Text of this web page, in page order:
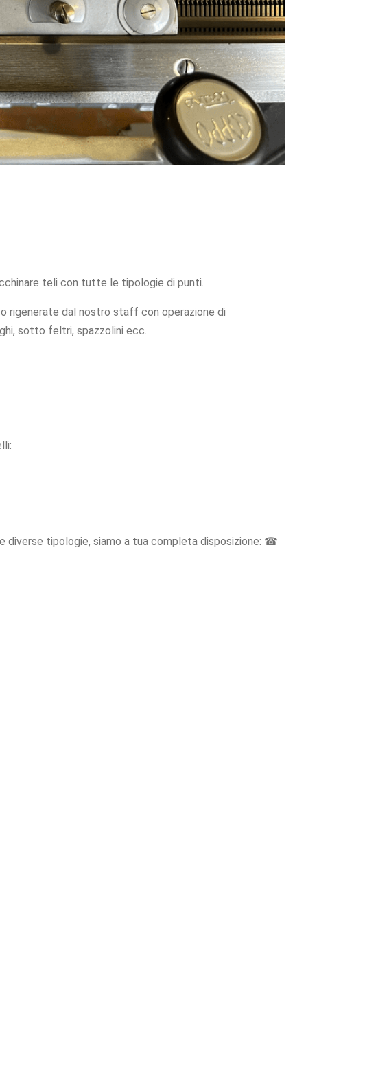
teli con tutte le tipologie di punti.
rigenerate dal nostro staff con operazione di
sotto feltri, spazzolini ecc.
diverse tipologie, siamo a tua completa disposizione: ☎